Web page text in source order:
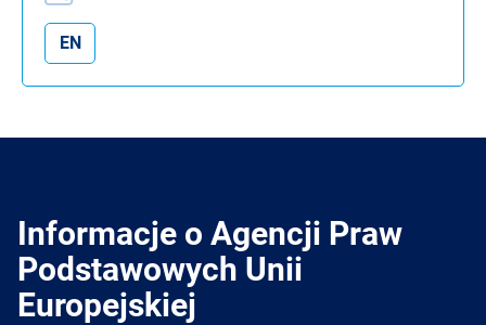
EN
Informacje o Agencji Praw
Podstawowych Unii
Europejskiej